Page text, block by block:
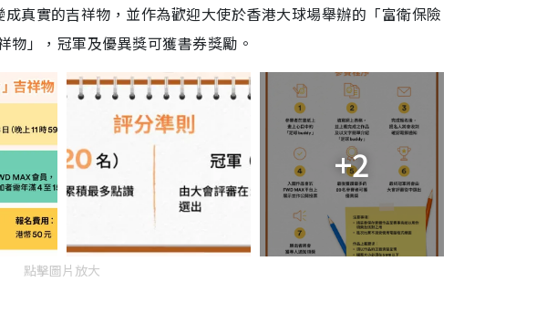
真實的吉祥物，並作為歡迎大使於香港大球場舉辦的「富衛保險
」，冠軍及優異獎可獲書券獎勵。
+2
點擊圖片放大